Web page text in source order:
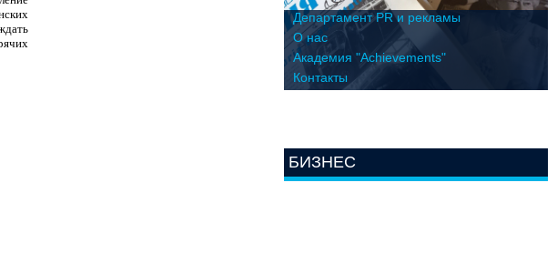
Департамент PR и рекламы
О нас
Академия "Achievements"
Контакты
БИЗНЕС